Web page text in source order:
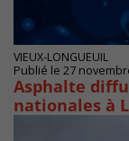
VIEUX-LONGUEUIL
Publié le 27
Asphalte
nationales à